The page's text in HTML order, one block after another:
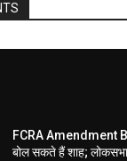
FCRA Amendment
बोल सकते हैं शाह;